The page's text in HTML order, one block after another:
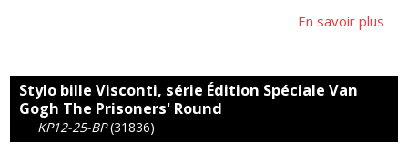
En savoir plus
Stylo bille Visconti, série Édition Spéciale Van
Gogh The Prisoners' Round
KP12-25-BP (31836)